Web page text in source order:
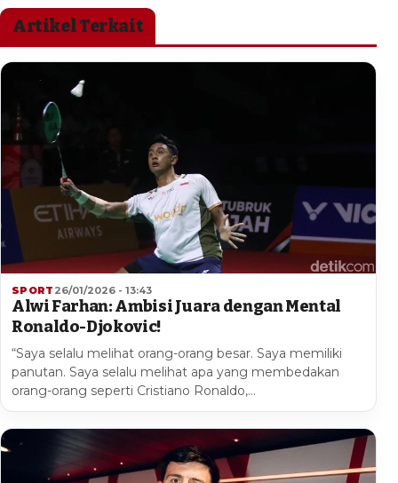
Artikel Terkait
SPORT 26/01/2026 - 13:43
Alwi Farhan: Ambisi Juara dengan Mental
Ronaldo-Djokovic!
“Saya selalu melihat orang-orang besar. Saya memiliki
panutan. Saya selalu melihat apa yang membedakan
orang-orang seperti Cristiano Ronaldo,…